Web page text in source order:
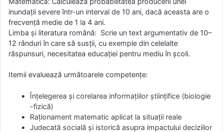
inundații severe într-un interval de 10 ani, dacă aceasta are o
frecvență medie de 1 la 4 ani.
Limba și literatura română: Scrie un text argumentativ de 10–
12 rânduri în care să susții, cu exemple din celelalte
răspunsuri, necesitatea educației pentru mediu în școli.
Itemii evaluează următoarele competențe:
Înțelegerea și corelarea informațiilor științifice (biologie
-fizică)
Raționament matematic aplicat la situații reale
Judecată socială și istorică asupra impactului deciziilor